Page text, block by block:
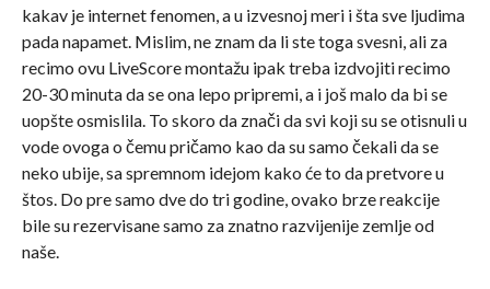
kakav je internet fenomen, a u izvesnoj meri i šta sve ljudima
pada napamet. Mislim, ne znam da li ste toga svesni, ali za
recimo ovu LiveScore montažu ipak treba izdvojiti recimo
20-30 minuta da se ona lepo pripremi, a i još malo da bi se
uopšte osmislila. To skoro da znači da svi koji su se otisnuli u
vode ovoga o čemu pričamo kao da su samo čekali da se
neko ubije, sa spremnom idejom kako će to da pretvore u
štos. Do pre samo dve do tri godine, ovako brze reakcije
bile su rezervisane samo za znatno razvijenije zemlje od
naše.